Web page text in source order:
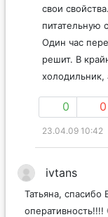
свои
питательную
Один час
решит. В
холодильник,
0 0
23.04.09 10:42
ivtans
Татьяна, спасибо
оперативность!!!!